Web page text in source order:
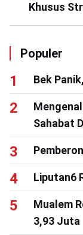
Khusus
Populer
Bek
Sahabat
Liputan6
Mualem
3,93 Juta